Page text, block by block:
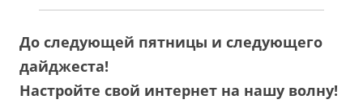
До следующей пятницы и следующего
дайджеста!
Настройте свой интернет на нашу волну!